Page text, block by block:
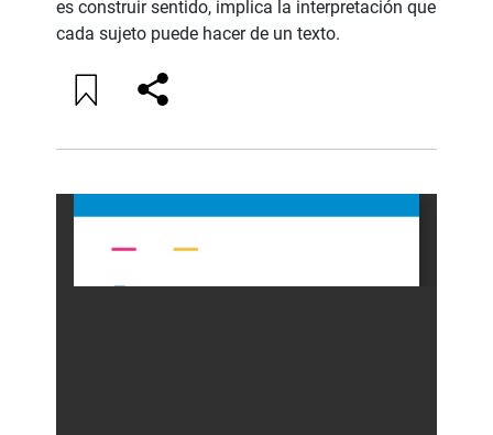
es construir sentido, implica la interpretación que
cada sujeto puede hacer de un texto.